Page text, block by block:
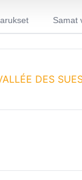
Samat
DES